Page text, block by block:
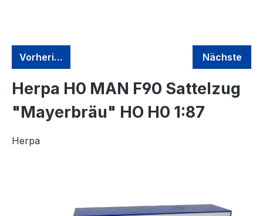
Vorherige Nächste
Herpa H0 MAN F90 Sattelzug
"Mayerbräu" HO H0 1:87
Herpa